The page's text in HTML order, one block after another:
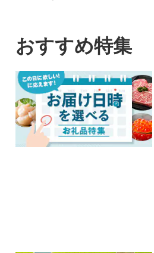
ース肉 豚バラスライス
おすすめ特集